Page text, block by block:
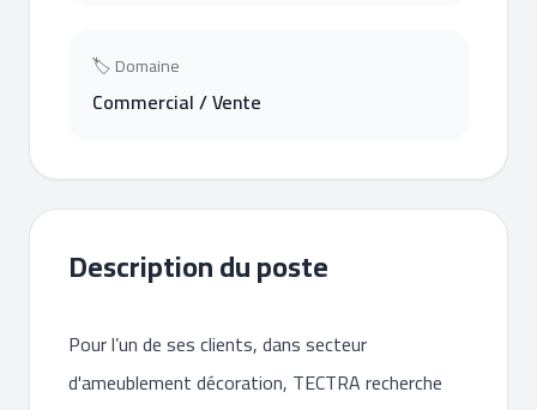
🏷 Domaine
Commercial / Vente
Description du poste
Pour l’un de ses clients, dans secteur
d'ameublement décoration, TECTRA recherche